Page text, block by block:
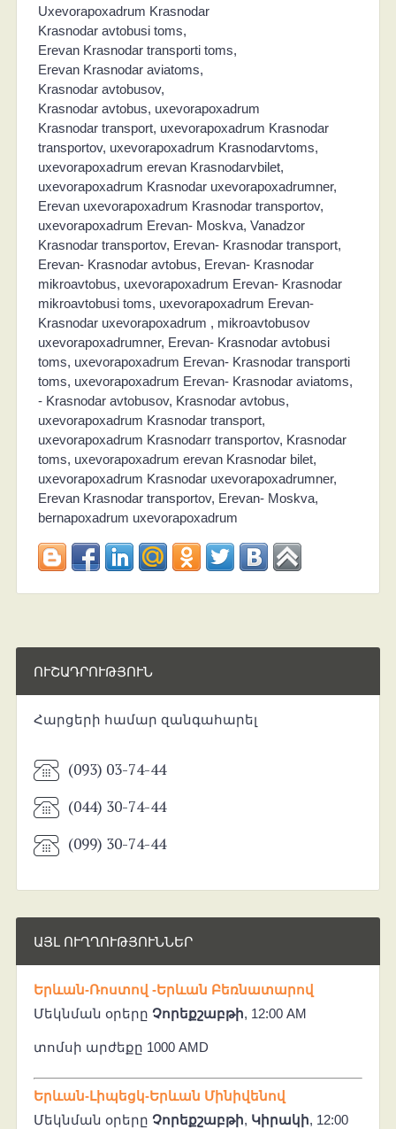
Uxevorapoxadrum Krasnodar
Krasnodar avtobusi toms,
Erevan Krasnodar transporti toms,
Erevan Krasnodar aviatoms,
Krasnodar avtobusov,
Krasnodar avtobus, uxevorapoxadrum
Krasnodar transport, uxevorapoxadrum Krasnodar
transportov, uxevorapoxadrum Krasnodarvtoms,
uxevorapoxadrum erevan Krasnodarvbilet,
uxevorapoxadrum Krasnodar uxevorapoxadrumner,
Erevan uxevorapoxadrum Krasnodar transportov,
uxevorapoxadrum Erevan- Moskva, Vanadzor
Krasnodar transportov, Erevan- Krasnodar transport,
Erevan- Krasnodar avtobus, Erevan- Krasnodar
mikroavtobus, uxevorapoxadrum Erevan- Krasnodar
mikroavtobusi toms, uxevorapoxadrum Erevan-
Krasnodar uxevorapoxadrum , mikroavtobusov
uxevorapoxadrumner, Erevan- Krasnodar avtobusi
toms, uxevorapoxadrum Erevan- Krasnodar transporti
toms, uxevorapoxadrum Erevan- Krasnodar aviatoms,
- Krasnodar avtobusov, Krasnodar avtobus,
uxevorapoxadrum Krasnodar transport,
uxevorapoxadrum Krasnodarr transportov, Krasnodar
toms, uxevorapoxadrum erevan Krasnodar bilet,
uxevorapoxadrum Krasnodar uxevorapoxadrumner,
Erevan Krasnodar transportov, Erevan- Moskva,
bernapoxadrum uxevorapoxadrum
ՈՒՇԱԴՐՈՒԹՅՈՒՆ
Հարցերի համար զանգահարել
(093) 03-74-44
(044) 30-74-44
(099) 30-74-44
ԱՅԼ ՈՒՂՂՈՒԹՅՈՒՆՆԵՐ
Երևան-Ռոստով -Երևան Բեռնատարով
Մեկնման օրերը Չորեքշաբթի, 12:00 AM
տոմսի արժեքը 1000 AMD
Երևան-Լիպեցկ-Երևան Մինիվենով
Մեկնման օրերը Չորեքշաբթի, Կիրակի, 12:00